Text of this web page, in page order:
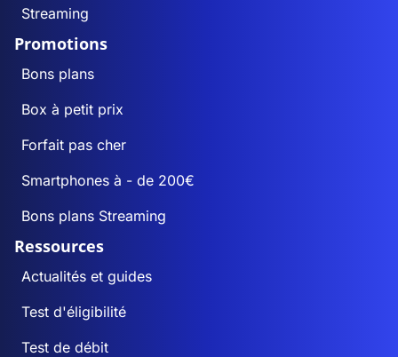
Streaming
Promotions
Bons plans
Box à petit prix
Forfait pas cher
Smartphones à - de 200€
Bons plans Streaming
Ressources
Actualités et guides
Test d'éligibilité
Test de débit